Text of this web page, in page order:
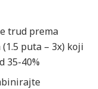
trud prema
puta – 3x) koji
35-40%